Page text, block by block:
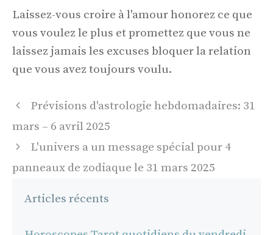
Laissez-vous croire à l'amour honorez ce que
vous voulez le plus et promettez que vous ne
laissez jamais les excuses bloquer la relation
que vous avez toujours voulu.
Navigation
Prévisions d'astrologie hebdomadaires: 31
mars – 6 avril 2025
L'univers a un message spécial pour 4
panneaux de zodiaque le 31 mars 2025
Articles récents